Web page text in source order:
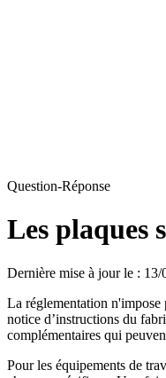
Question-Réponse
Les plaques
Dernière mise à jour le : 13/
La réglementation n'impose
notice d’instructions du
complémentaires qui
Pour les équipements de